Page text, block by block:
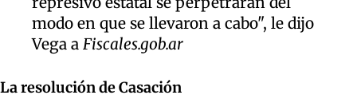
modo en que se llevaron a cabo", le dijo
Vega a Fiscales.gob.ar
La resolución de Casación